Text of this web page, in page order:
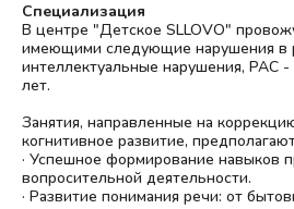
Специализация
В центре "Детское SLLOVO"
имеющими следующие нарушения в
интеллектуальные нарушения, РАС -
лет.
Занятия, направленные на
когнитивное развитие,
· Успешное формирование навыков
вопросительной деятельности.
· Развитие понимания речи: от